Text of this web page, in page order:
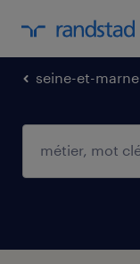
seine-et-marne